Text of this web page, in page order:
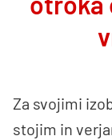
Za svojimi
stojim in